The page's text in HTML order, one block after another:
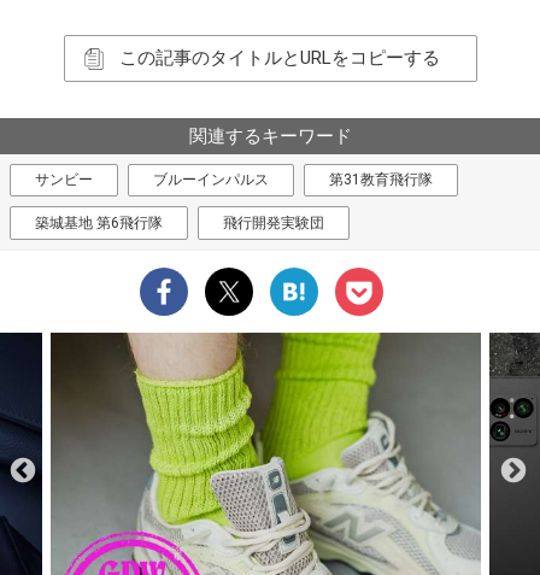
この記事のタイトルとURLをコピーする
関連するキーワード
サンビー ブルーインパルス 第31教育飛行隊
築城基地 第6飛行隊 飛行開発実験団